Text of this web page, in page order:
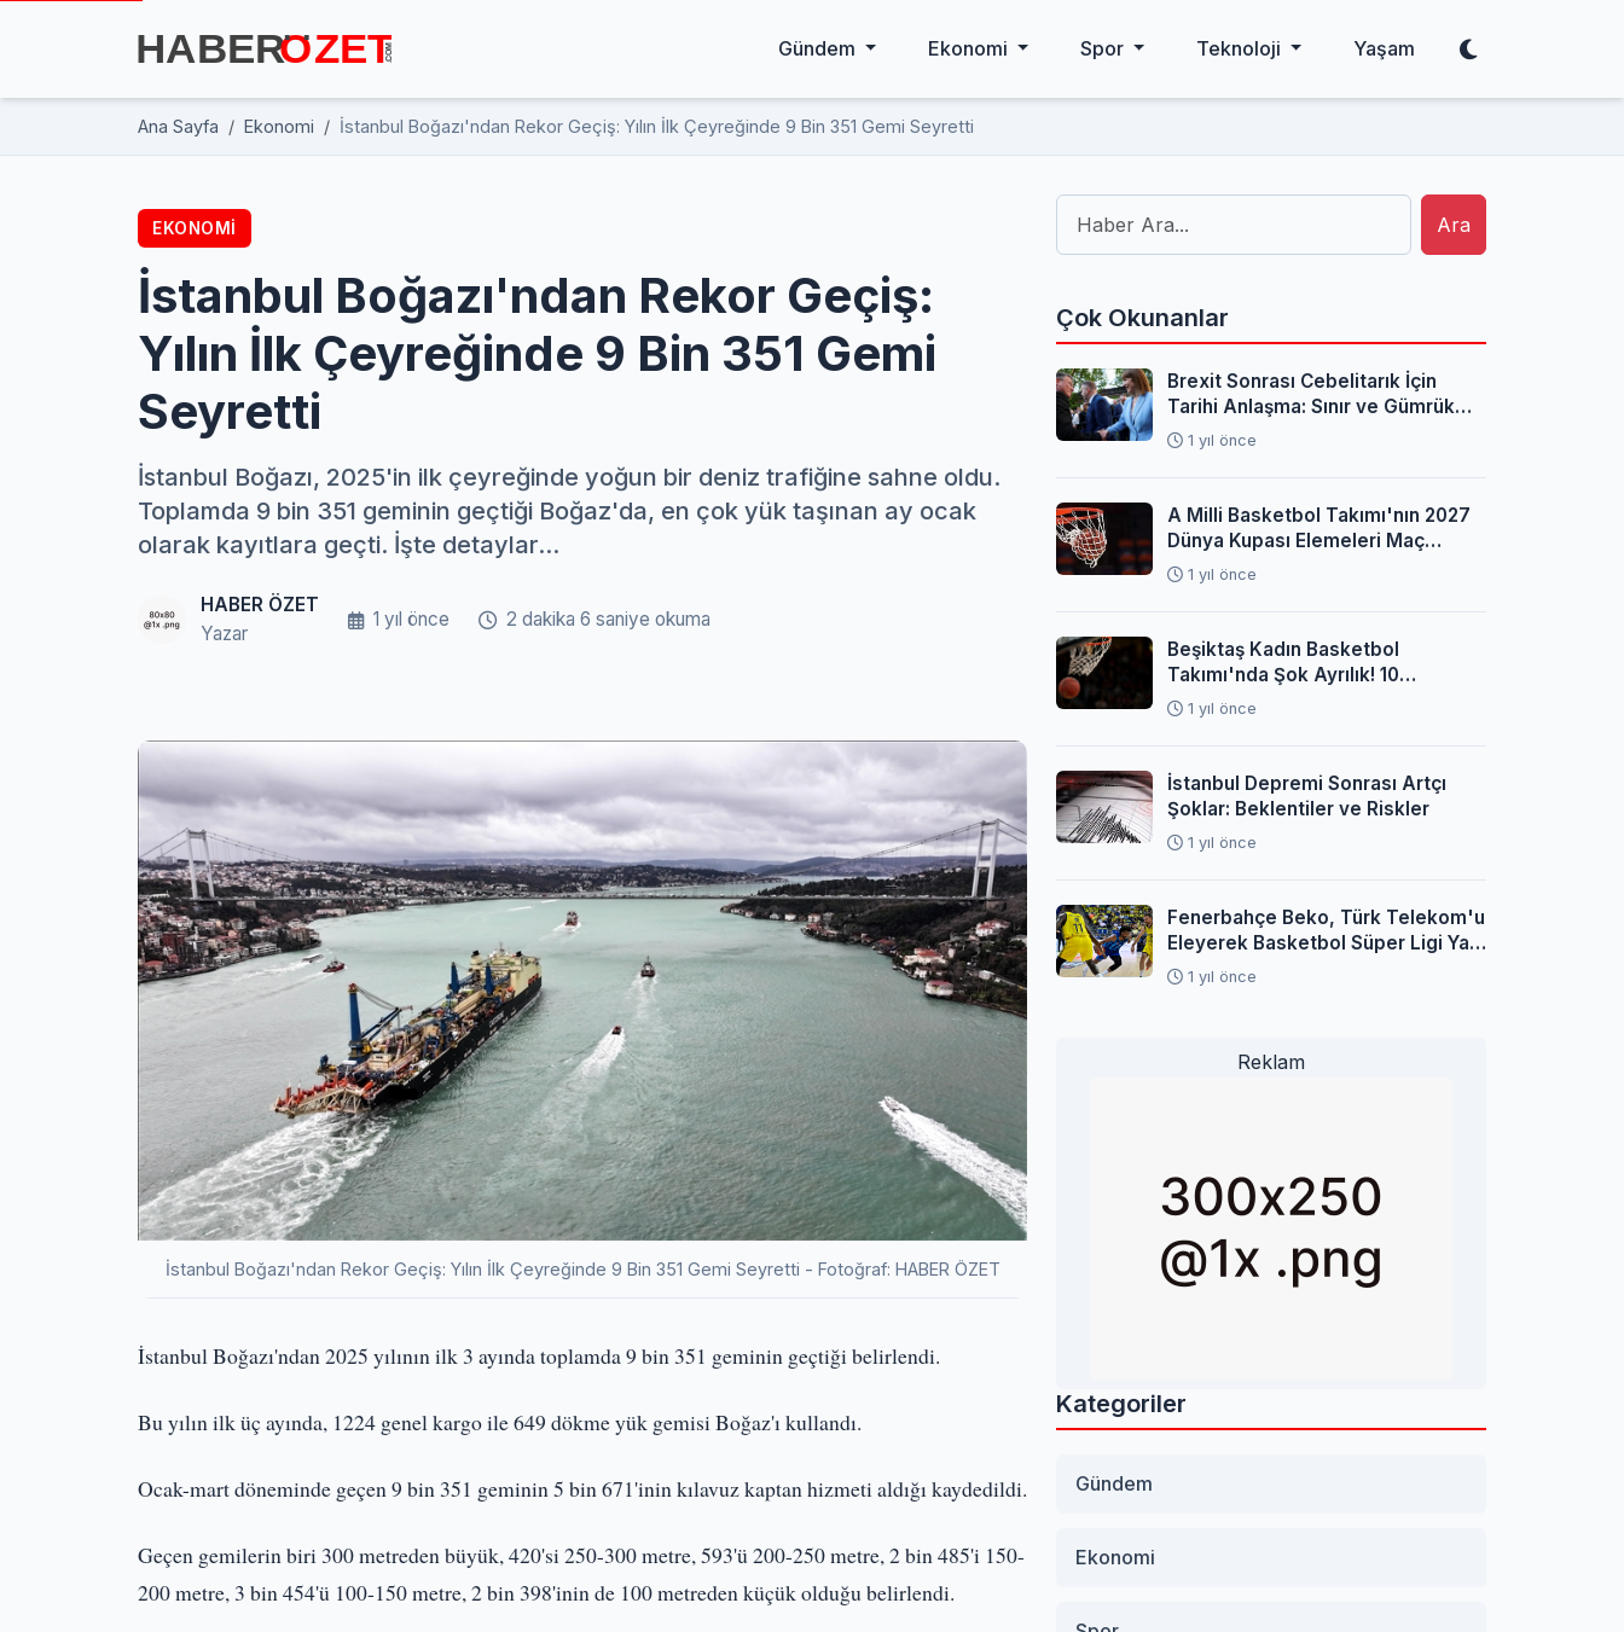
Gündem Ekonomi Spor Teknoloji Yaşam
Ana Sayfa Ekonomi İstanbul Boğazı'ndan Rekor Geçiş: Yılın İlk Çeyreğinde 9 Bin 351 Gemi Seyretti
EKONOMI
İstanbul Boğazı'ndan Rekor Geçiş:
Yılın İlk Çeyreğinde 9 Bin 351 Gemi
Seyretti
İstanbul Boğazı, 2025'in ilk çeyreğinde yoğun bir deniz trafiğine sahne oldu.
Toplamda 9 bin 351 geminin geçtiği Boğaz'da, en çok yük taşınan ay ocak
olarak kayıtlara geçti. İşte detaylar...
HABER ÖZET
Yazar
1 yıl önce 2 dakika 6 saniye okuma
İstanbul Boğazı'ndan Rekor Geçiş: Yılın İlk Çeyreğinde 9 Bin 351 Gemi Seyretti - Fotoğraf: HABER ÖZET
İstanbul Boğazı'ndan 2025 yılının ilk 3 ayında toplamda 9 bin 351 geminin geçtiği belirlendi.
Bu yılın ilk üç ayında, 1224 genel kargo ile 649 dökme yük gemisi Boğaz'ı kullandı.
Ocak-mart döneminde geçen 9 bin 351 geminin 5 bin 671'inin kılavuz kaptan hizmeti aldığı kaydedildi.
Geçen gemilerin biri 300 metreden büyük, 420'si 250-300 metre, 593'ü 200-250 metre, 2 bin 485'i 150-
200 metre, 3 bin 454'ü 100-150 metre, 2 bin 398'inin de 100 metreden küçük olduğu belirlendi.
Ara
Çok Okunanlar
Brexit Sonrası Cebelitarık İçin
Tarihi Anlaşma: Sınır ve Gümrük
Sorunları Çözüldü
1 yıl önce
A Milli Basketbol Takımı'nın 2027
Dünya Kupası Elemeleri Maç
Programı Açıklandı
1 yıl önce
Beşiktaş Kadın Basketbol
Takımı'nda Şok Ayrılık! 10
Oyuncuyla Yollar Ayrıldı
1 yıl önce
İstanbul Depremi Sonrası Artçı
Şoklar: Beklentiler ve Riskler
1 yıl önce
Fenerbahçe Beko, Türk Telekom'u
Eleyerek Basketbol Süper Ligi Yarı
Finaline Yükseldi
1 yıl önce
Reklam
Kategoriler
Gündem
Ekonomi